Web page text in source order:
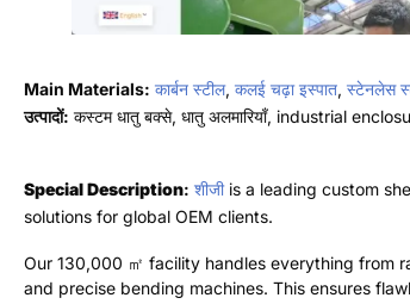
मुख्य सामग्री ,कलई चढ़ा इस्पात,स्टेनलेस स्टील,
हमारा130,000㎡ सुविधा तीव्र प्रोटोटाइप से लेकर बड़े
का उपयोग करते हैं.यह दोषरहित संरचनात्मक मजबूती और चिकनी
machines, ऊर्जा भंडारण,and industrial control